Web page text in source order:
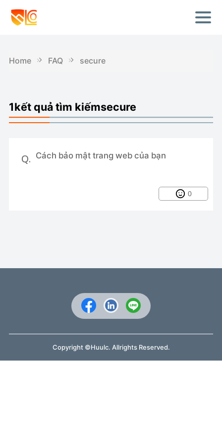
Home FAQ secure
1kết quả tìm kiếmsecure
Q. Cách bảo mật trang web của bạn
0
Copyright ©Huulc. Allrights Reserved.